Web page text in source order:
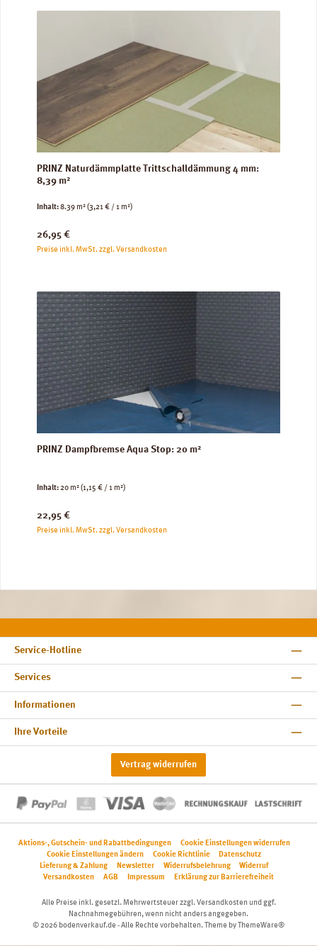
PRINZ Naturdämmplatte Trittschalldämmung 4 mm:
8,39 m²
Inhalt:8.39 m²(3,21 € / 1 m²)
Regulärer Preis:
26,95 €
Preise inkl. MwSt. zzgl. Versandkosten
PRINZ Dampfbremse Aqua Stop: 20 m²
Inhalt:20 m²(1,15 € / 1 m²)
Regulärer Preis:
22,95 €
Preise inkl. MwSt. zzgl. Versandkosten
Service-Hotline
Services
Informationen
Ihre Vorteile
Vertrag widerrufen
Aktions-, Gutschein- und Rabattbedingungen
Cookie Einstellungen widerrufen
Cookie Einstellungen ändern
Cookie Richtlinie
Datenschutz
Lieferung & Zahlung
Newsletter Widerrufsbelehrung
Widerruf
Versandkosten
AGB Impressum Erklärung zur Barrierefreiheit
Alle Preise inkl. gesetzl. Mehrwertsteuer zzgl.Versandkosten und ggf.
Nachnahmegebühren, wenn nicht anders angegeben.
© 2026 bodenverkauf.de - Alle Rechte vorbehalten. Theme byThemeWare®